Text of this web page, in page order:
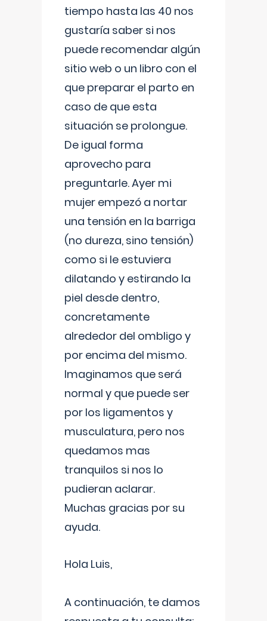
tiempo hasta las 40 nos
gustaría saber si nos
puede recomendar algún
sitio web o un libro con el
que preparar el parto en
caso de que esta
situación se prolongue.
De igual forma
aprovecho para
preguntarle. Ayer mi
mujer empezó a nortar
una tensión en la barriga
(no dureza, sino tensión)
como si le estuviera
dilatando y estirando la
piel desde dentro,
concretamente
alrededor del ombligo y
por encima del mismo.
Imaginamos que será
normal y que puede ser
por los ligamentos y
musculatura, pero nos
quedamos mas
tranquilos si nos lo
pudieran aclarar.
Muchas gracias por su
ayuda.
Hola Luis,
A continuación, te damos